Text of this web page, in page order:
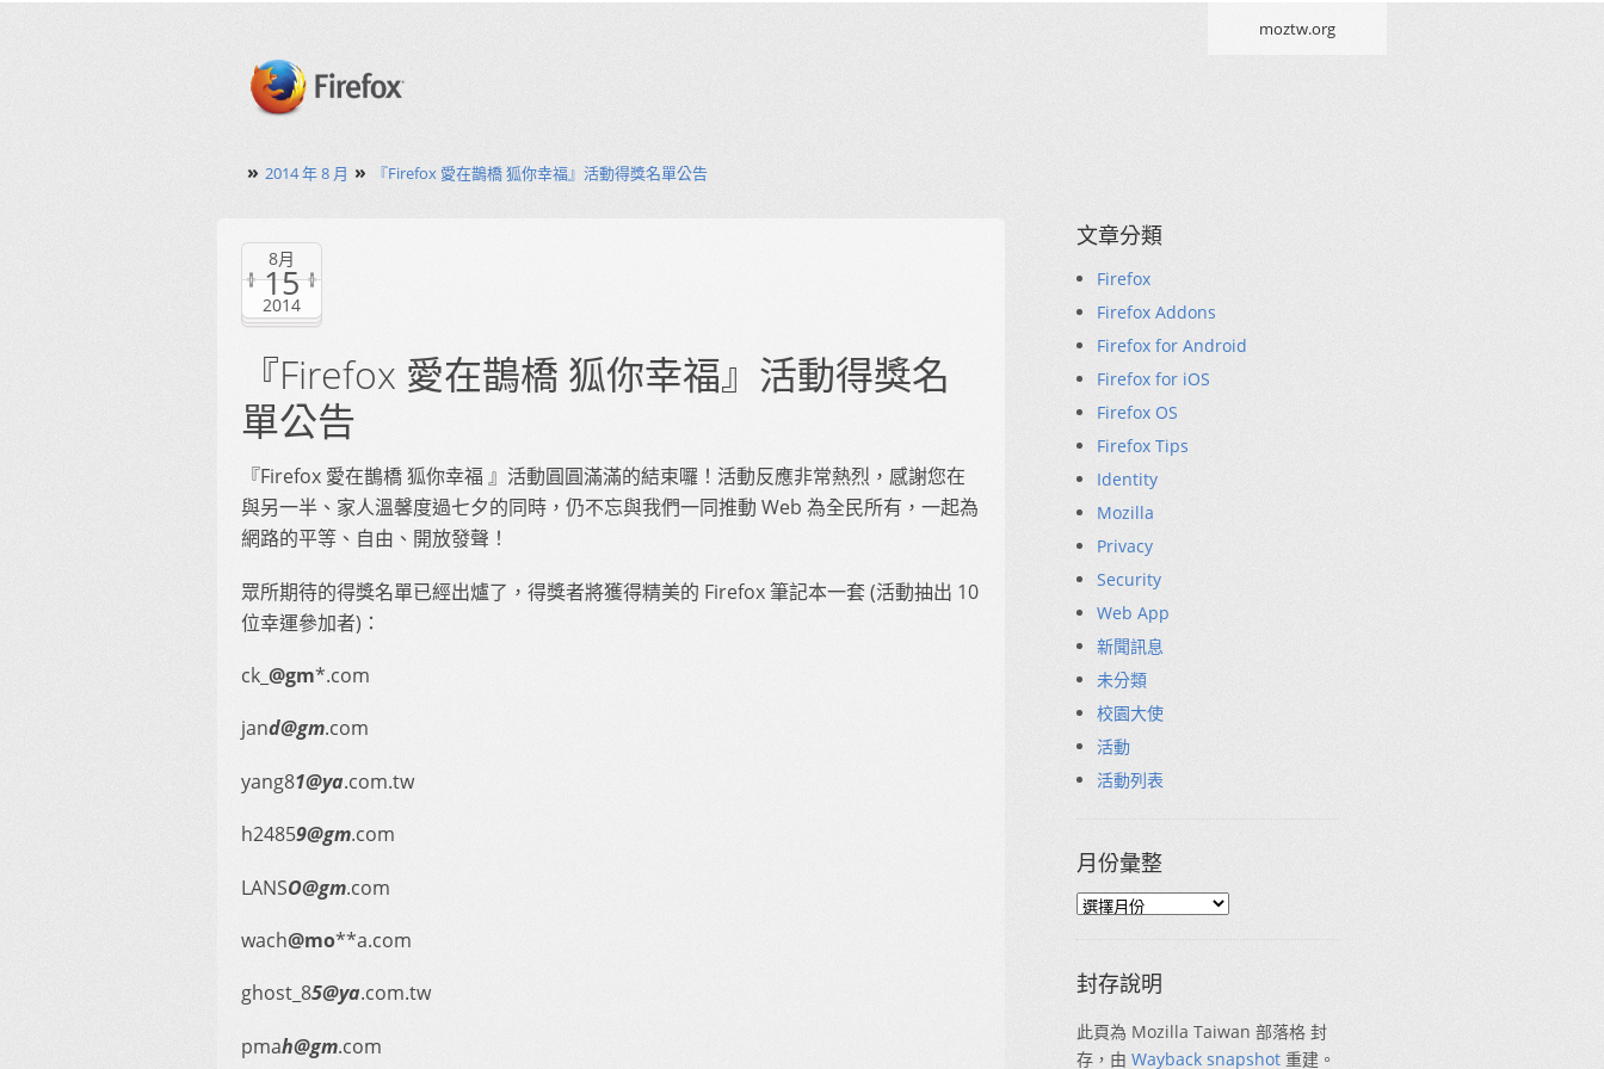
moztw.org
» 2014 年 8 月 » 『Firefox 愛在鵲橋 狐你幸福』活動得獎名單公告
8月
15
2014
『Firefox 愛在鵲橋 狐你幸福』活動得獎名
單公告
『Firefox 愛在鵲橋 狐你幸福 』活動圓圓滿滿的結束囉！活動反應非常熱烈，感謝您在
與另一半、家人溫馨度過七夕的同時，仍不忘與我們一同推動 Web 為全民所有，一起為
網路的平等、自由、開放發聲！
眾所期待的得獎名單已經出爐了，得獎者將獲得精美的 Firefox 筆記本一套 (活動抽出 10
位幸運參加者)：
ck_ @gm*.com
jand@gm.com
yang81@ya.com.tw
h24859@gm.com
LANSO@gm.com
wach@mo**a.com
ghost_85@ya.com.tw
pmah@gm.com
文章分類
Firefox
Firefox Addons
Firefox for Android
Firefox for iOS
Firefox OS
Firefox Tips
Identity
Mozilla
Privacy
Security
Web App
新聞訊息
未分類
校園大使
活動
活動列表
月份彙整
封存說明
此頁為 Mozilla Taiwan 部落格 封
存，由 Wayback snapshot 重建。